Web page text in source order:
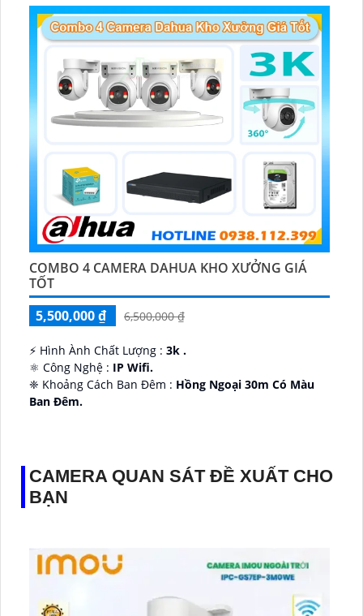
COMBO 4 CAMERA DAHUA KHO XƯỞNG GIÁ
TỐT
5,500,000 ₫
6,500,000 ₫
️⚡ Hình Ành Chất Lượng : 3k .
⚛️ Công Nghệ : IP Wifi.
❈ Khoảng Cách Ban Đêm : Hồng Ngoại 30m Có Màu
Ban Ðêm.
CAMERA QUAN SÁT ĐỀ XUẤT CHO
BẠN